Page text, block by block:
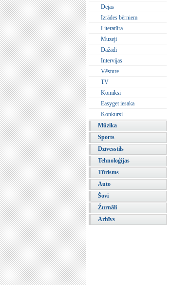
Dejas
Izrādes bērniem
Literatūra
Muzeji
Dažādi
Intervijas
Vēsture
TV
Komiksi
Easyget iesaka
Konkursi
Mūzika
Sports
Dzīvesstils
Tehnoloģijas
Tūrisms
Auto
Šovi
Žurnāli
Arhīvs